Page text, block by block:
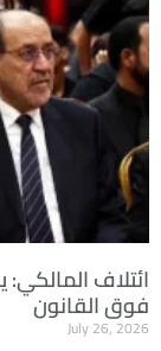
ائتلاف
فوق القانون
July 26, 2026